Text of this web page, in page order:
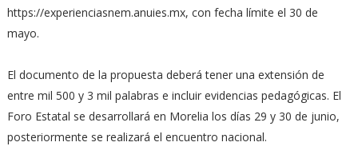
https://experienciasnem.anuies.mx, con fecha límite el 30 de
mayo.
El documento de la propuesta deberá tener una extensión de
entre mil 500 y 3 mil palabras e incluir evidencias pedagógicas. El
Foro Estatal se desarrollará en Morelia los días 29 y 30 de junio,
posteriormente se realizará el encuentro nacional.